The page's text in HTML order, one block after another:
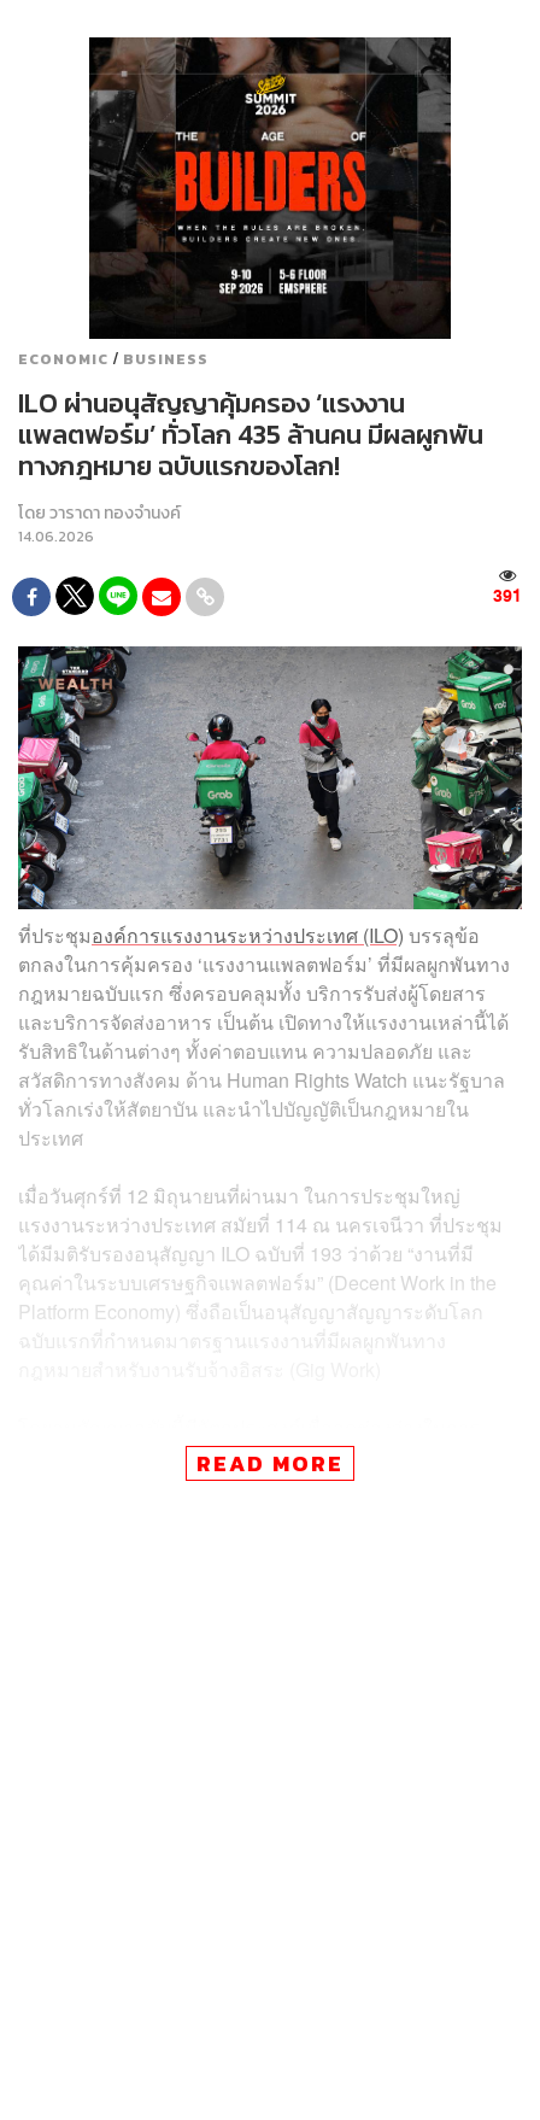
ECONOMIC / BUSINESS
ILO ผ่านอนุสัญญาคุ้มครอง ‘แรงงาน
แพลตฟอร์ม’ ทั่วโลก 435 ล้านคน มีผลผูกพัน
ทางกฎหมาย ฉบับแรกของโลก!
โดยวาราดา ทองจำนงค์
14.06.2026
391
ที่ประชุมองค์การแรงงานระหว่างประเทศ (ILO) บรรลุข้อ
ตกลงในการคุ้มครอง ‘แรงงานแพลตฟอร์ม’ ที่มีผลผูกพันทาง
กฎหมายฉบับแรก ซึ่งครอบคลุมทั้ง บริการรับส่งผู้โดยสาร
และบริการจัดส่งอาหาร เป็นต้น เปิดทางให้แรงงานเหล่านี้ได้
รับสิทธิในด้านต่างๆ ทั้งค่าตอบแทน ความปลอดภัย และ
สวัสดิการทางสังคม ด้าน Human Rights Watch แนะรัฐบาล
ทั่วโลกเร่งให้สัตยาบัน และนำไปบัญญัติเป็นกฎหมายใน
ประเทศ
เมื่อวันศุกร์ที่ 12 มิถุนายนที่ผ่านมา ในการประชุมใหญ่
แรงงานระหว่างประเทศ สมัยที่ 114 ณ นครเจนีวา ที่ประชุม
ได้มีมติรับรองอนุสัญญา ILO ฉบับที่ 193 ว่าด้วย “งานที่มี
คุณค่าในระบบเศรษฐกิจแพลตฟอร์ม” (Decent Work in the
Platform Economy) ซึ่งถือเป็นอนุสัญญาสัญญาระดับโลก
ฉบับแรกที่กำหนดมาตรฐานแรงงานที่มีผลผูกพันทาง
คุ้มครองแรงงานที่ทำงานผ่านแพลตฟอร์มแรงงานดิจิทัล ซึ่ง
ครอบคลุมถึงเรื่องค่าตอบแทน ความปลอดภัยและอาชีว
READ MORE